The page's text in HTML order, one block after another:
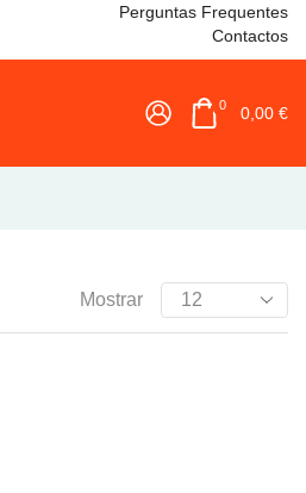
Perguntas Frequentes
Contactos
0 0,00 €
Mostrar